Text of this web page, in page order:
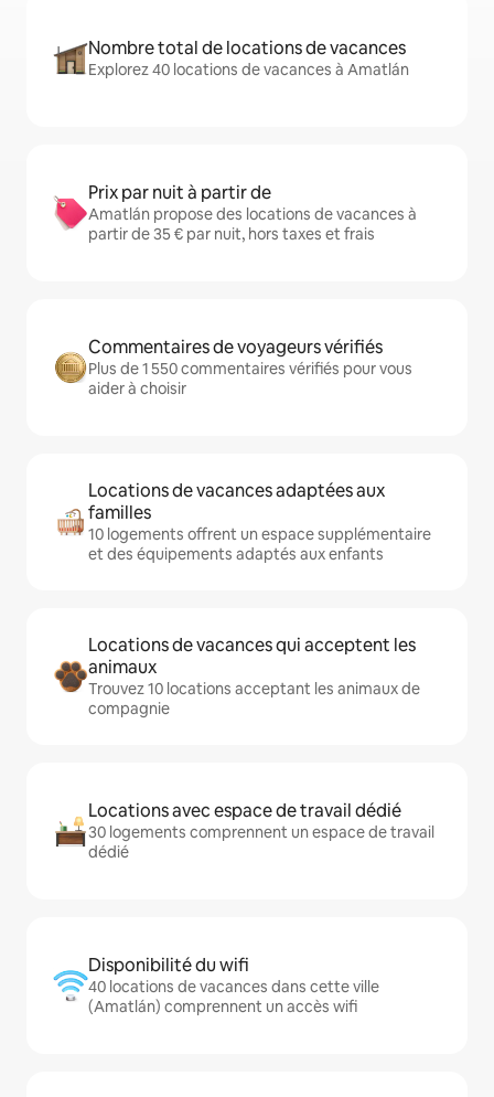
Nombre total de locations de vacances
Explorez 40 locations de vacances à Amatlán
Prix par nuit à partir de
Amatlán propose des locations de vacances à
partir de 35 € par nuit, hors taxes et frais
Commentaires de voyageurs vérifiés
Plus de 1 550 commentaires vérifiés pour vous
aider à choisir
Locations de vacances adaptées aux
familles
10 logements offrent un espace supplémentaire
et des équipements adaptés aux enfants
Locations de vacances qui acceptent les
animaux
Trouvez 10 locations acceptant les animaux de
compagnie
Locations avec espace de travail dédié
30 logements comprennent un espace de travail
dédié
Disponibilité du wifi
40 locations de vacances dans cette ville
(Amatlán) comprennent un accès wifi